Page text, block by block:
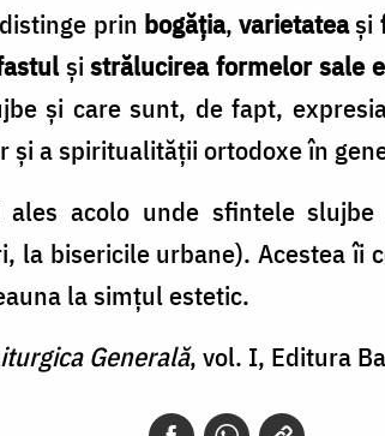
prin bogăția,varietateași
șistrălucirea formelor sale
și care sunt, de fapt,
și a spiritualității ortodoxe în
acolo unde sfintele
la bisericile urbane). Acestea îi
la simțul estetic.
Generală, vol. I, Editura